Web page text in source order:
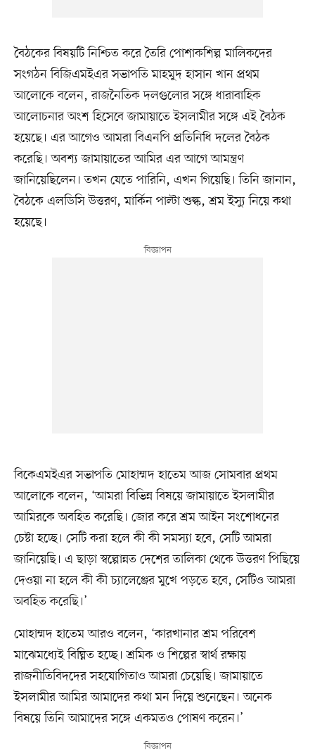
বৈঠকের বিষয়টি নিশ্চিত করে তৈরি পোশাকশিল্প মালিকদের
সংগঠন বিজিএমইএর সভাপতি মাহমুদ হাসান খান প্রথম
আলোকে বলেন, রাজনৈতিক দলগুলোর সঙ্গে ধারাবাহিক
আলোচনার অংশ হিসেবে জামায়াতে ইসলামীর সঙ্গে এই বৈঠক
হয়েছে। এর আগেও আমরা বিএনপি প্রতিনিধি দলের বৈঠক
করেছি। অবশ্য জামায়াতের আমির এর আগে আমন্ত্রণ
জানিয়েছিলেন। তখন যেতে পারিনি, এখন গিয়েছি। তিনি জানান,
বৈঠকে এলডিসি উত্তরণ, মার্কিন পাল্টা শুল্ক, শ্রম ইস্যু নিয়ে কথা
হয়েছে।
বিকেএমইএর সভাপতি মোহাম্মদ হাতেম আজ সোমবার প্রথম
আলোকে বলেন, ‘আমরা বিভিন্ন বিষয়ে জামায়াতে ইসলামীর
আমিরকে অবহিত করেছি। জোর করে শ্রম আইন সংশোধনের
চেষ্টা হচ্ছে। সেটি করা হলে কী কী সমস্যা হবে, সেটি আমরা
জানিয়েছি। এ ছাড়া স্বল্পোন্নত দেশের তালিকা থেকে উত্তরণ পিছিয়ে
দেওয়া না হলে কী কী চ্যালেঞ্জের মুখে পড়তে হবে, সেটিও আমরা
অবহিত করেছি।’
মোহাম্মদ হাতেম আরও বলেন, ‘কারখানার শ্রম পরিবেশ
মাঝেমধ্যেই বিঘ্নিত হচ্ছে। শ্রমিক ও শিল্পের স্বার্থ রক্ষায়
রাজনীতিবিদদের সহযোগিতাও আমরা চেয়েছি। জামায়াতে
ইসলামীর আমির আমাদের কথা মন দিয়ে শুনেছেন। অনেক
বিষয়ে তিনি আমাদের সঙ্গে একমতও পোষণ করেন।’